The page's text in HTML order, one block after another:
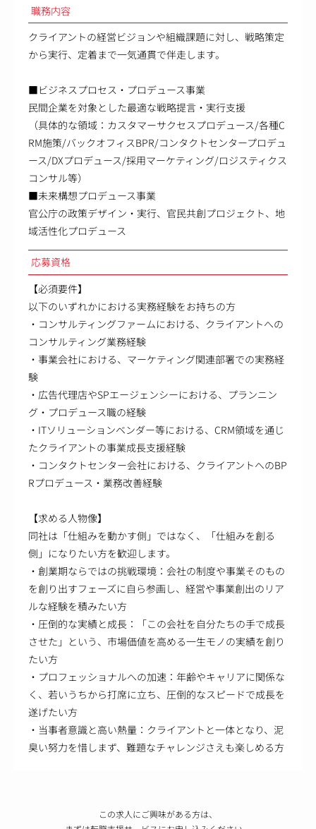
職務内容
クライアントの経営ビジョンや組織課題に対し、戦略策定
から実行、定着まで一気通貫で伴走します。
■ビジネスプロセス・プロデュース事業
民間企業を対象とした最適な戦略提言・実行支援
（具体的な領域：カスタマーサクセスプロデュース/各種C
RM施策/バックオフィスBPR/コンタクトセンタープロデュ
ース/DXプロデュース/採用マーケティング/ロジスティクス
コンサル等）
■未来構想プロデュース事業
官公庁の政策デザイン・実行、官民共創プロジェクト、地
域活性化プロデュース
応募資格
【必須要件】
以下のいずれかにおける実務経験をお持ちの方
・コンサルティングファームにおける、クライアントへの
コンサルティング業務経験
・事業会社における、マーケティング関連部署での実務経
験
・広告代理店やSPエージェンシーにおける、プランニン
グ・プロデュース職の経験
・ITソリューションベンダー等における、CRM領域を通じ
たクライアントの事業成長支援経験
・コンタクトセンター会社における、クライアントへのBP
Rプロデュース・業務改善経験
【求める人物像】
同社は「仕組みを動かす側」ではなく、「仕組みを創る
側」になりたい方を歓迎します。
・創業期ならではの挑戦環境：会社の制度や事業そのもの
を創り出すフェーズに自ら参画し、経営や事業創出のリア
ルな経験を積みたい方
・圧倒的な実績と成長：「この会社を自分たちの手で成長
させた」という、市場価値を高める一生モノの実績を創り
たい方
・プロフェッショナルへの加速：年齢やキャリアに関係な
く、若いうちから打席に立ち、圧倒的なスピードで成長を
遂げたい方
・当事者意識と高い熱量：クライアントと一体となり、泥
臭い努力を惜しまず、難題なチャレンジさえも楽しめる方
この求人にご興味がある方は、